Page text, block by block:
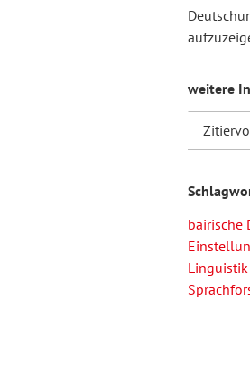
weitere
bairische
Linguistik